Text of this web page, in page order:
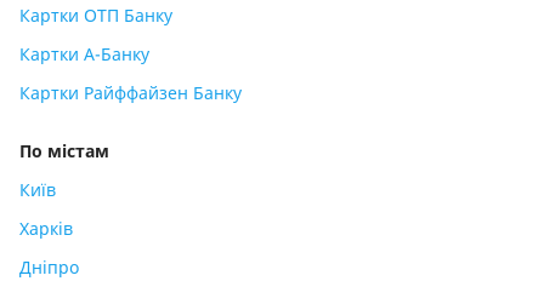
Картки ОТП Банку
Картки А-Банку
Картки Райффайзен Банку
По містам
Київ
Харків
Дніпро